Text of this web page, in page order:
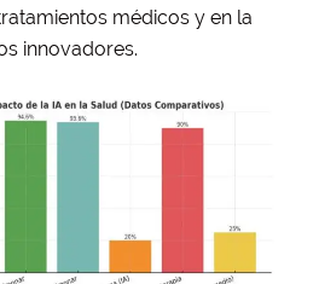
médicos y en la
innovadores.